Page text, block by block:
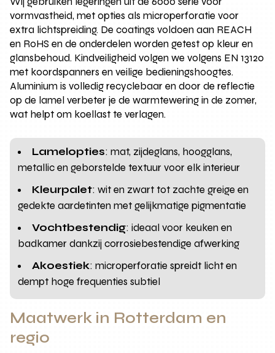
vormvastheid, met opties als microperforatie voor
extra lichtspreiding. De coatings voldoen aan REACH
en RoHS en de onderdelen worden getest op kleur en
glansbehoud. Kindveiligheid volgen we volgens EN 13120
met koordspanners en veilige bedieningshoogtes.
Aluminium is volledig recyclebaar en door de reflectie
op de lamel verbeter je de warmtewering in de zomer,
wat helpt om koellast te verlagen.
Lamelopties: mat, zijdeglans, hoogglans,
metallic en geborstelde textuur voor elk interieur
Kleurpalet: wit en zwart tot zachte greige en
gedekte aardetinten met gelijkmatige pigmentatie
Vochtbestendig: ideaal voor keuken en
badkamer dankzij corrosiebestendige afwerking
Akoestiek: microperforatie spreidt licht en
dempt hoge frequenties subtiel
Maatwerk in Rotterdam en
regio